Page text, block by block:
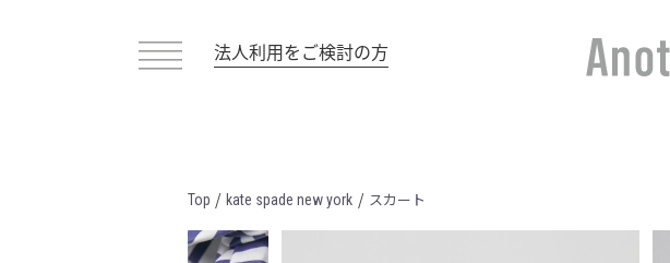
法人利用をご検討の方
Top / kate spade new york / スカート